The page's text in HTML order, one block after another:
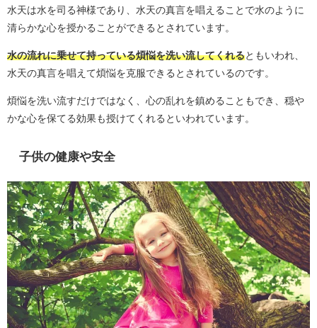
水天は水を司る神様であり、水天の真言を唱えることで水のように
清らかな心を授かることができるとされています。
水の流れに乗せて持っている煩悩を洗い流してくれるともいわれ、
水天の真言を唱えて煩悩を克服できるとされているのです。
煩悩を洗い流すだけではなく、心の乱れを鎮めることもでき、穏や
かな心を保てる効果も授けてくれるといわれています。
子供の健康や安全